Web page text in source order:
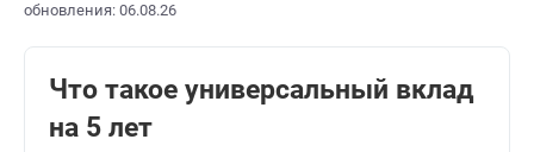
обновления: 06.08.26
Что такое универсальный вклад
на 5 лет